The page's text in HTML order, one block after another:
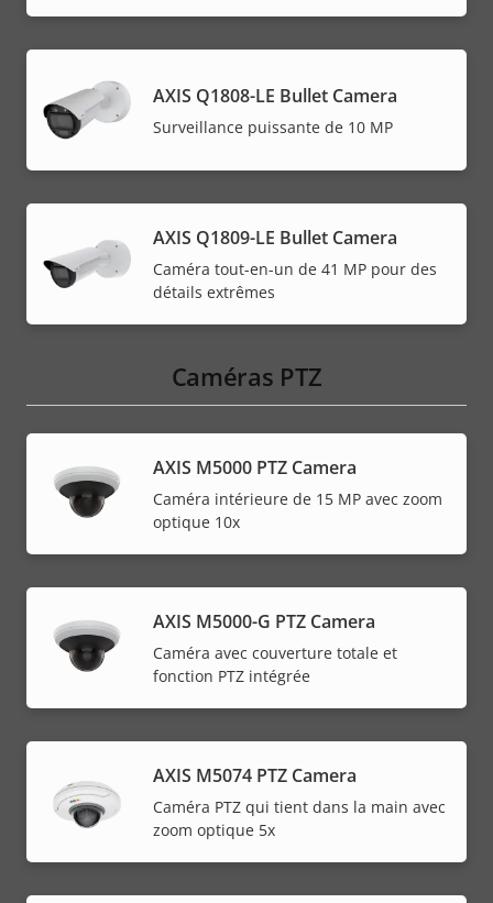
AXIS Q1808-LE Bullet Camera
Surveillance puissante de 10 MP
AXIS Q1809-LE Bullet Camera
Caméra tout-en-un de 41 MP pour des
détails extrêmes
Caméras PTZ
AXIS M5000 PTZ Camera
Caméra intérieure de 15 MP avec zoom
optique 10x
AXIS M5000-G PTZ Camera
Caméra avec couverture totale et
fonction PTZ intégrée
AXIS M5074 PTZ Camera
Caméra PTZ qui tient dans la main avec
zoom optique 5x